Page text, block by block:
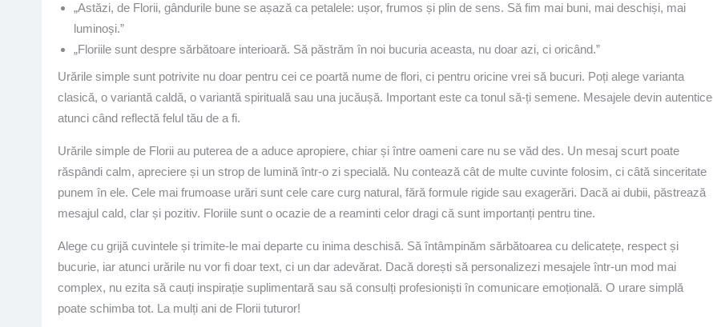
„Astăzi, de Florii, gândurile bune se așază ca petalele: ușor, frumos și plin de sens. Să fim mai buni, mai deschiși, mai
luminoși.”
„Floriile sunt despre sărbătoare interioară. Să păstrăm în noi bucuria aceasta, nu doar azi, ci oricând.”
Urările simple sunt potrivite nu doar pentru cei ce poartă nume de flori, ci pentru oricine vrei să bucuri. Poți alege varianta
clasică, o variantă caldă, o variantă spirituală sau una jucăușă. Important este ca tonul să-ți semene. Mesajele devin autentice
atunci când reflectă felul tău de a fi.
Urările simple de Florii au puterea de a aduce apropiere, chiar și între oameni care nu se văd des. Un mesaj scurt poate
răspândi calm, apreciere și un strop de lumină într-o zi specială. Nu contează cât de multe cuvinte folosim, ci câtă sinceritate
punem în ele. Cele mai frumoase urări sunt cele care curg natural, fără formule rigide sau exagerări. Dacă ai dubii, păstrează
mesajul cald, clar și pozitiv. Floriile sunt o ocazie de a reaminti celor dragi că sunt importanți pentru tine.
Alege cu grijă cuvintele și trimite-le mai departe cu inima deschisă. Să întâmpinăm sărbătoarea cu delicatețe, respect și
bucurie, iar atunci urările nu vor fi doar text, ci un dar adevărat. Dacă dorești să personalizezi mesajele într-un mod mai
complex, nu ezita să cauți inspirație suplimentară sau să consulți profesioniști în comunicare emoțională. O urare simplă
poate schimba tot. La mulți ani de Florii tuturor!